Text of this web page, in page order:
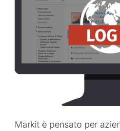
Markit è pensato per